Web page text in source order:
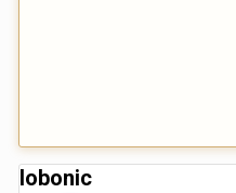
lobonic